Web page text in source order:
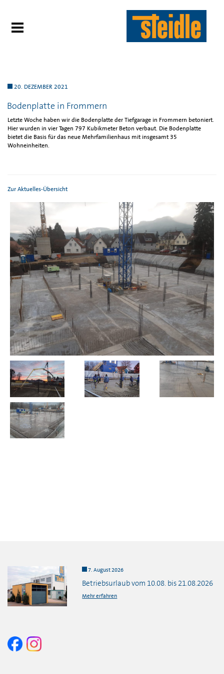
20. DEZEMBER 2021
Bodenplatte in Frommern
Letzte Woche haben wir die Bodenplatte der Tiefgarage in Frommern betoniert.
Hier wurden in vier Tagen 797 Kubikmeter Beton verbaut. Die Bodenplatte
bietet die Basis für das neue Mehrfamilienhaus mit insgesamt 35
Wohneinheiten.
Zur Aktuelles-Übersicht
7. August 2026
Betriebsurlaub vom 10.08. bis 21.08.2026
Mehr erfahren